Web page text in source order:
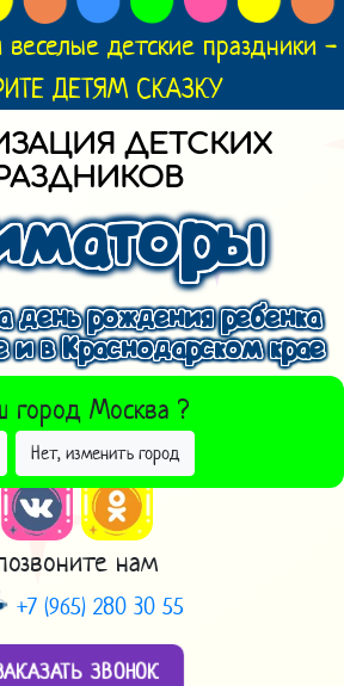
детские праздники -
ДЕТЯМ СКАЗКУ
ДЕТСКИХ
день рождения ребенка
и в Краснодарском крае
город Москва ?
Нет, изменить город
ДРУГОЙ ГОРОД
нам
+7 (965) 280 30 55
ЗВОНОК